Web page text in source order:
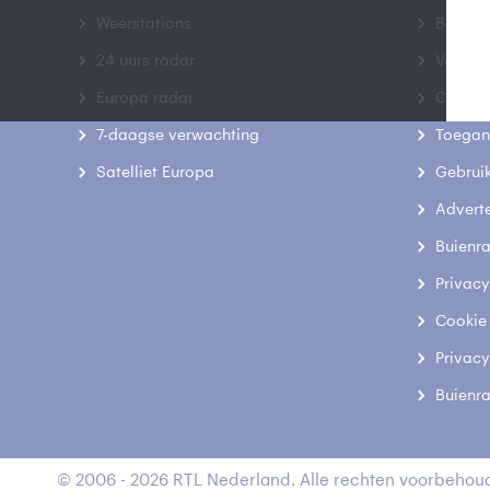
Weerstations
24 uurs radar
Europa radar
7-daagse verwachting
Satelliet Europa
Contact
© 2006 - 2026 RTL Nederland. Alle rechten